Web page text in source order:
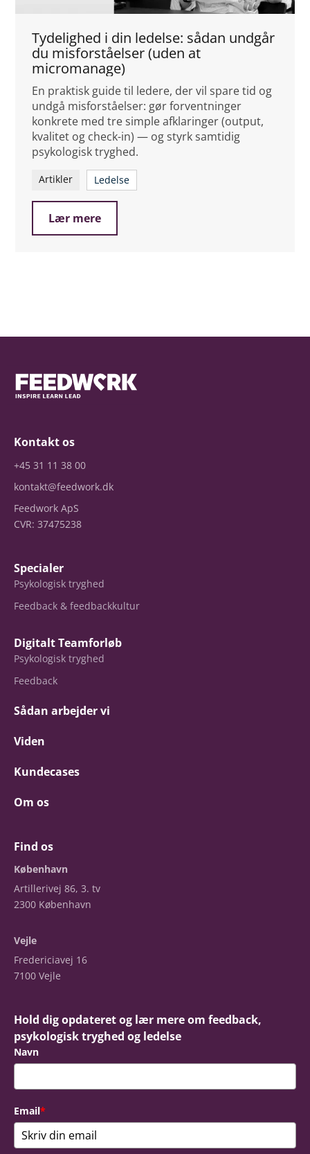
Tydelighed i din ledelse: sådan undgår
du misforståelser (uden at
micromanage)
En praktisk guide til ledere, der vil spare tid og
undgå misforståelser: gør forventninger
konkrete med tre simple afklaringer (output,
kvalitet og check-in) — og styrk samtidig
psykologisk tryghed.
Artikler Ledelse
Lær mere
Kontakt os
+45 31 11 38 00
kontakt@feedwork.dk
Feedwork ApS
CVR: 37475238
Specialer
Psykologisk tryghed
Feedback & feedbackkultur
Digitalt Teamforløb
Psykologisk tryghed
Feedback
Sådan arbejder vi
Viden
Kundecases
Om os
Find os
København
Artillerivej 86, 3. tv
2300 København
Vejle
Fredericiavej 16
7100 Vejle
Hold dig opdateret og lær mere om feedback,
psykologisk tryghed og ledelse
Navn
Email*